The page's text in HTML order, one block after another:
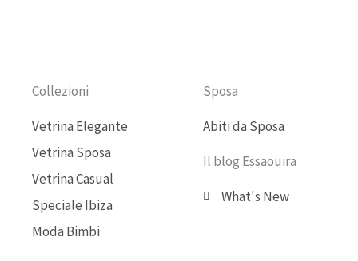
o
k a
m
e
Collezioni
Vetrina Elegante
Vetrina Sposa
Vetrina Casual
Speciale Ibiza
Moda Bimbi
Sposa
Abiti da Sposa
Il blog Essaouira
What's New